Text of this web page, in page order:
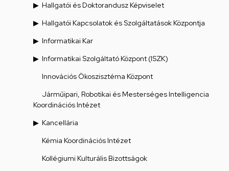
Hallgatói és Doktorandusz Képviselet
Hallgatói Kapcsolatok és Szolgáltatások Központja
Informatikai Kar
Informatikai Szolgáltató Központ (ISZK)
Innovációs Ökoszisztéma Központ
Járműipari, Robotikai és Mesterséges Intelligencia
Koordinációs Intézet
Kancellária
Kémia Koordinációs Intézet
Kollégiumi Kulturális Bizottságok